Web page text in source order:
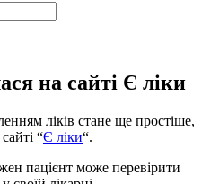
на сайті Є ліки
ліків стане ще простіше,
“Є ліки“.
пацієнт може перевірити